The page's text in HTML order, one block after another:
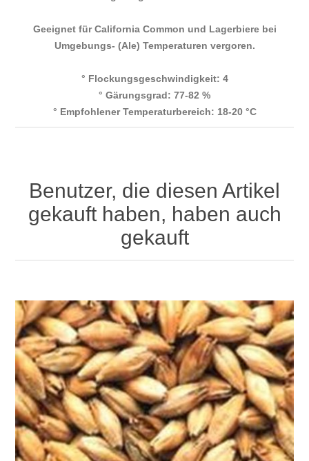
Geeignet für California Common und Lagerbiere bei
Umgebungs- (Ale) Temperaturen vergoren.
° Flockungsgeschwindigkeit: 4
° Gärungsgrad: 77-82 %
° Empfohlener Temperaturbereich: 18-20 °C
Benutzer, die diesen Artikel
gekauft haben, haben auch
gekauft